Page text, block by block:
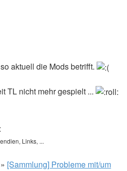
aktuell die Mods betrifft.
TL nicht mehr gespielt ...
Links, ...
» [Sammlung] Probleme mit/um